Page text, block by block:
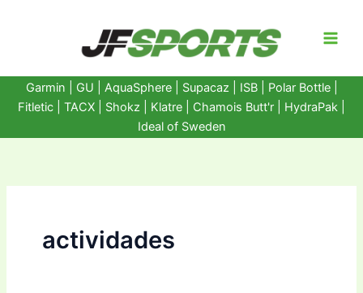
Garmin GU AquaSphere| Supacaz | ISB | Polar Bottle|
Fitletic
TACX Shokz Klatre Chamois Butt'r HydraPak
Ideal of Sweden
actividades